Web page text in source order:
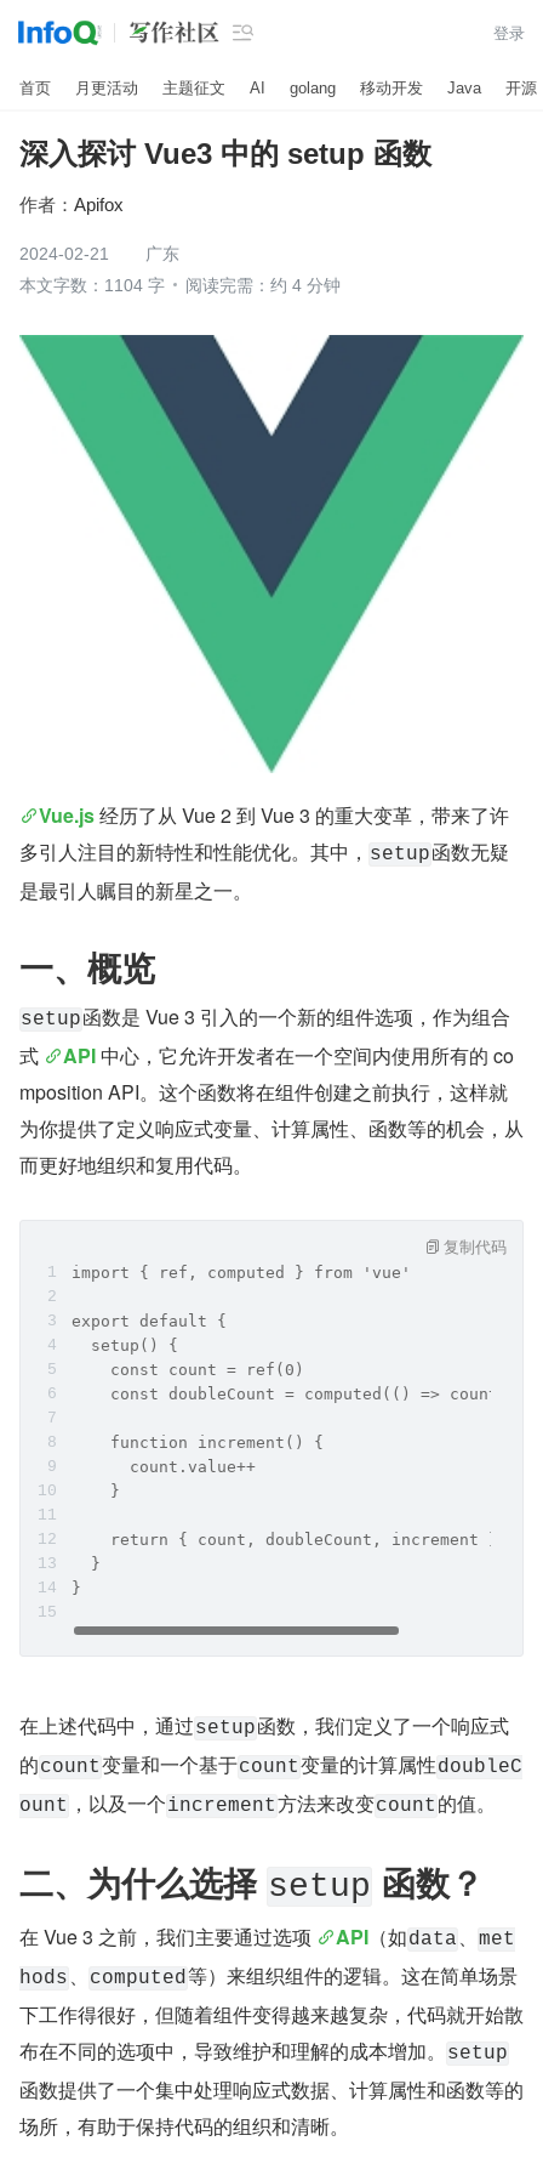
 登录
首页 月更活动 主题征文 AI golang 移动开发 Java 开源
深入探讨 Vue3 中的 setup 函数
作者： Apifox
2024-02-21
广东
本文字数：1104 字
阅读完需：约 4 分钟
Vue.js 经历了从 Vue 2 到 Vue 3 的重大变革，带来了许
多引人注目的新特性和性能优化。其中， setup函数无疑
是最引人瞩目的新星之一。
一、概览
setup函数是 Vue 3 引入的一个新的组件选项，作为组合
式
API 中心，它允许开发者在一个空间内使用所有的 co
mposition API。这个函数将在组件创建之前执行，这样就
为你提供了定义响应式变量、计算属性、函数等的机会，从
而更好地组织和复用代码。
import { ref, computed } from 'vue'
export default {
  setup() {
    const count = ref(0)
const doubleCount = computed(() =>
    function increment() {
      count.value++
    }
    return { count, doubleCount, increment }
  }
}
复制代码
在上述代码中，通过setup函数，我们定义了一个响应式
的count变量和一个基于count变量的计算属性doubleC
ount ，以及一个increment方法来改变count 的值。
二、为什么选择 setup 函数？
在 Vue 3 之前，我们主要通过选项 API （如data 、
met
hods 、 computed等）来组织组件的逻辑。这在简单场景
下工作得很好，但随着组件变得越来越复杂，代码就开始散
布在不同的选项中，导致维护和理解的成本增加。
setup
函数提供了一个集中处理响应式数据、计算属性和函数等的
场所，有助于保持代码的组织和清晰。